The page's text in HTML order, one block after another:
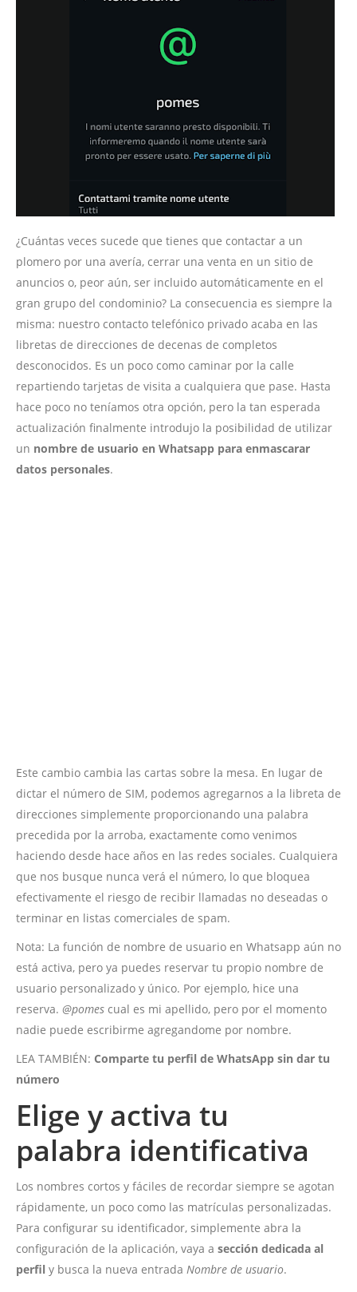
¿Cuántas veces sucede que tienes que contactar a un
plomero por una avería, cerrar una venta en un sitio de
anuncios o, peor aún, ser incluido automáticamente en el
gran grupo del condominio? La consecuencia es siempre la
misma: nuestro contacto telefónico privado acaba en las
libretas de direcciones de decenas de completos
desconocidos. Es un poco como caminar por la calle
repartiendo tarjetas de visita a cualquiera que pase. Hasta
hace poco no teníamos otra opción, pero la tan esperada
actualización finalmente introdujo la posibilidad de utilizar
un nombre de usuario en Whatsapp para enmascarar
datos personales.
Este cambio cambia las cartas sobre la mesa. En lugar de
dictar el número de SIM, podemos agregarnos a la libreta de
direcciones simplemente proporcionando una palabra
precedida por la arroba, exactamente como venimos
haciendo desde hace años en las redes sociales. Cualquiera
que nos busque nunca verá el número, lo que bloquea
efectivamente el riesgo de recibir llamadas no deseadas o
terminar en listas comerciales de spam.
Nota: La función de nombre de usuario en Whatsapp aún no
está activa, pero ya puedes reservar tu propio nombre de
usuario personalizado y único. Por ejemplo, hice una
reserva. @pomes cual es mi apellido, pero por el momento
nadie puede escribirme agregandome por nombre.
LEA TAMBIÉN: Comparte tu perfil de WhatsApp sin dar tu
número
Elige y activa tu
palabra identificativa
Los nombres cortos y fáciles de recordar siempre se agotan
rápidamente, un poco como las matrículas personalizadas.
Para configurar su identificador, simplemente abra la
configuración de la aplicación, vaya a sección dedicada al
perfil y busca la nueva entrada Nombre de usuario.